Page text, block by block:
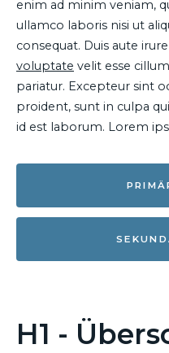
enim ad minim veniam,
ullamco laboris nisi ut
consequat. Duis aute
voluptate velit esse
pariatur. Excepteur sint
proident, sunt in culpa
id est laborum. Lorem
H1 -